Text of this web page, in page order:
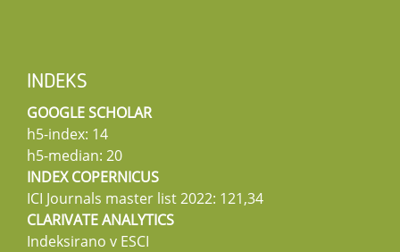
INDEKS
GOOGLE SCHOLAR
h5-index: 14
h5-median: 20
INDEX COPERNICUS
ICI Journals master list 2022: 121,34
CLARIVATE ANALYTICS
Indeksirano v ESCI